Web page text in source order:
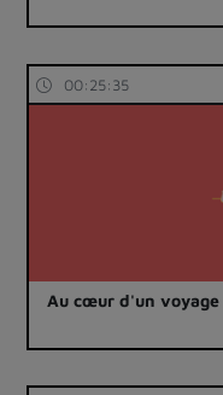
00:25:35
Au cœur d'un voyage